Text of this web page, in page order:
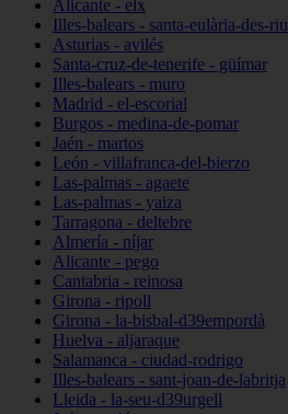
Alicante - elx
Illes-balears - santa-eulària-des-riu
Asturias - avilés
Santa-cruz-de-tenerife - güímar
Illes-balears - muro
Madrid - el-escorial
Burgos - medina-de-pomar
Jaén - martos
León - villafranca-del-bierzo
Las-palmas - agaete
Las-palmas - yaiza
Tarragona - deltebre
Almería - níjar
Alicante - pego
Cantabria - reinosa
Girona - ripoll
Girona - la-bisbal-d39empordà
Huelva - aljaraque
Salamanca - ciudad-rodrigo
Illes-balears - sant-joan-de-labritja
Lleida - la-seu-d39urgell